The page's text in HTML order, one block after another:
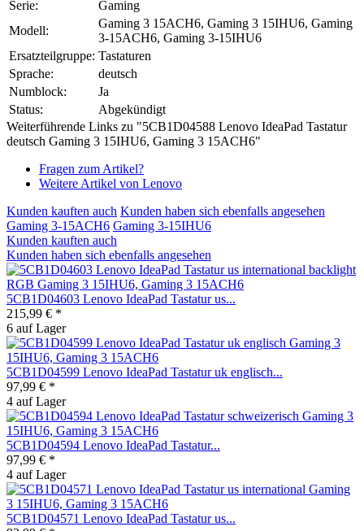
Serie:
Gaming
Modell:
Gaming 3 15ACH6, Gaming 3 15IHU6, Gaming
3-15ACH6, Gaming 3-15IHU6
Ersatzteilgruppe: Tastaturen
Sprache:
deutsch
Numblock:
Ja
Status:
Abgekündigt
Weiterführende Links zu "5CB1D04588 Lenovo IdeaPad Tastatur
deutsch Gaming 3 15IHU6, Gaming 3 15ACH6"
Fragen zum Artikel?
Weitere Artikel von Lenovo
Kunden kauften auch Kunden haben sich ebenfalls angesehen
Gaming 3-15ACH6 Gaming 3-15IHU6
Kunden kauften auch
Kunden haben sich ebenfalls angesehen
5CB1D04603 Lenovo IdeaPad Tastatur us...
215,99 € *
6 auf Lager
5CB1D04599 Lenovo IdeaPad Tastatur uk englisch...
97,99 € *
4 auf Lager
5CB1D04594 Lenovo IdeaPad Tastatur...
97,99 € *
4 auf Lager
5CB1D04571 Lenovo IdeaPad Tastatur us...